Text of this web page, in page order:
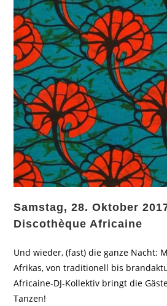
Samstag, 28. Oktober
Discothèque Africaine
Und wieder, (fast) die ganze Nacht:
Afrikas, von traditionell bis
Africaine-DJ-Kollektiv bringt die
Tanzen!